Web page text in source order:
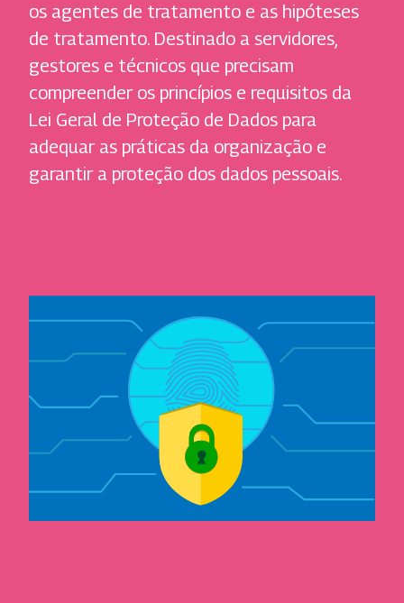
os agentes de tratamento e as hipóteses
de tratamento. Destinado a servidores,
gestores e técnicos que precisam
compreender os princípios e requisitos da
Lei Geral de Proteção de Dados para
adequar as práticas da organização e
garantir a proteção dos dados pessoais.